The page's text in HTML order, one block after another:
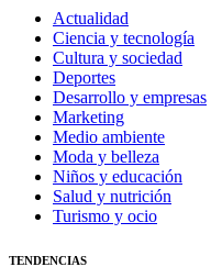
Actualidad
Ciencia y tecnología
Cultura y sociedad
Deportes
Desarrollo y empresas
Marketing
Medio ambiente
Moda y belleza
Niños y educación
Salud y nutrición
Turismo y ocio
TENDENCIAS